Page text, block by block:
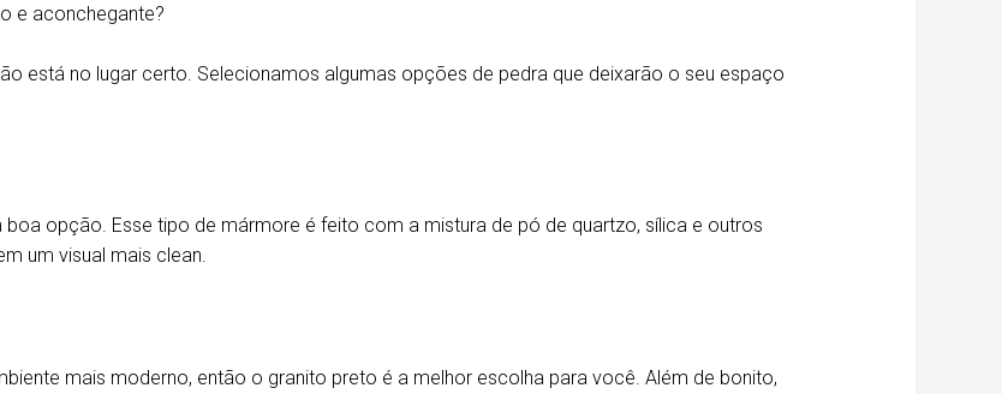
e aconchegante?
está no lugar certo. Selecionamos algumas opções de pedra que deixarão o seu espaço
opção. Esse tipo de mármore é feito com a mistura de pó de quartzo, sílica e outros
um visual mais clean.
mais moderno, então o granito preto é a melhor escolha para você. Além de bonito,